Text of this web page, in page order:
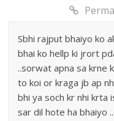
Sbhi rajput bhaiyo ko
bhai ko hellp ki jrort
..sorwat apna sa krne
to koi or kraga jb ap
bhi ya soch kr nhi krta
sar dil hote ha bhaiyo